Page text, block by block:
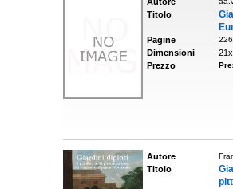
Titolo
Pagine 226
Dimensioni
Prezzo
Autore
Titolo